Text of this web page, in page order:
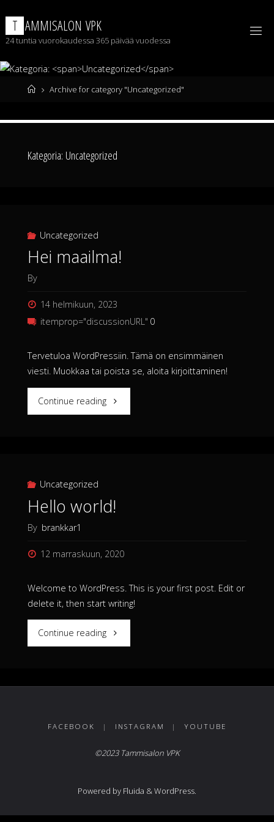
content
T AMMISALON VPK
24 tuntia vuorokaudessa 365 päivää vuodessa
HomeArchive for category "Uncategorized"
Kategoria: Uncategorized
Uncategorized
Hei maailma!
By
14 helmikuun, 2023
itemprop="discussionURL" 0
Tervetuloa WordPressiin. Tämä on ensimmäinen
viesti. Muokkaa tai poista se, aloita kirjoittaminen!
Continue reading"Hei
Uncategorized
Hello world!
By brankkar1
12 marraskuun, 2020
Welcome to WordPress. This is your first post. Edit or
delete it, then start writing!
Continue reading"Hello
FACEBOOK | INSTAGRAM | YOUTUBE
©2023 Tammisalon VPK
Powered by Fluida &WordPress.